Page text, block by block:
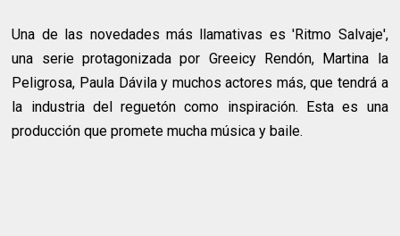
Una de las novedades más llamativas es 'Ritmo Salvaje',
una serie protagonizada por Greeicy Rendón, Martina la
Peligrosa, Paula Dávila y muchos actores más, que tendrá a
la industria del reguetón como inspiración. Esta es una
producción que promete mucha música y baile.